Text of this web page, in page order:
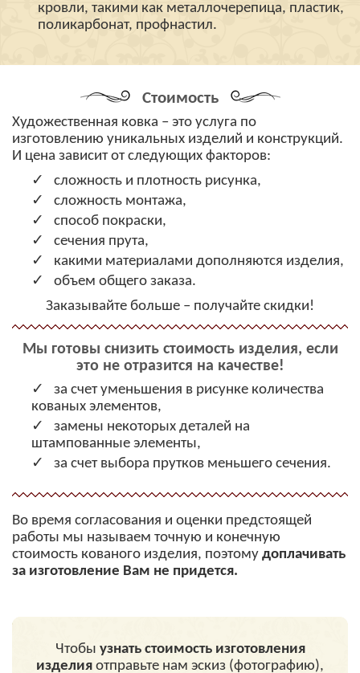
кровли, такими как металлочерепица, пластик,
поликарбонат, профнастил.
Стоимость
Художественная ковка – это услуга по
изготовлению уникальных изделий и конструкций.
И цена зависит от следующих факторов:
сложность и плотность рисунка,
сложность монтажа,
способ покраски,
сечения прута,
какими материалами дополняются изделия,
объем общего заказа.
Заказывайте больше – получайте скидки!
Мы готовы снизить стоимость изделия, если
это не отразится на качестве!
за счет уменьшения в рисунке количества
кованых элементов,
замены некоторых деталей на
штампованные элементы,
за счет выбора прутков меньшего сечения.
Во время согласования и оценки предстоящей
работы мы называем точную и конечную
стоимость кованого изделия, поэтому доплачивать
за изготовление Вам не придется.
Чтобы узнать стоимость изготовления
изделия отправьте нам эскиз (фотографию),